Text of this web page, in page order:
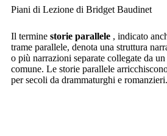
Piani di Lezione di Bridget Baudinet
Il termine storie parallele , indicato
trame parallele, denota una struttura
o più narrazioni separate collegate da
comune. Le storie parallele
per secoli da drammaturghi e romanzieri.